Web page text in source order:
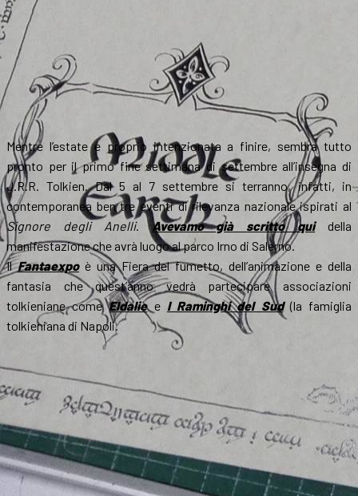
Mentre l’estate è proprio intenzionata a finire, sembra tutto
pronto per il primo fine settimana di settembre all’insegna di
J.R.R. Tolkien. Dal 5 al 7 settembre si terranno, infatti, in
contemporanea ben tre eventi di rilevanza nazionale ispirati al
Signore degli Anelli.Avevamo già scritto quidella
manifestazione che avrà luogo al parco Irno di Salerno.
IlFantaexpoè una Fiera del fumetto, dell’animazione e della
fantasia che quest’anno vedrà partecipare associazioni
tolkieniane comeEldaliee I Raminghi del Sud(la famiglia
tolkieniana di Napoli.